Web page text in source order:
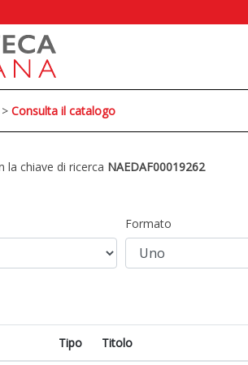
> Consulta il catalogo
la chiave di ricerca NAEDAF00019262
Formato
Tipo Titolo